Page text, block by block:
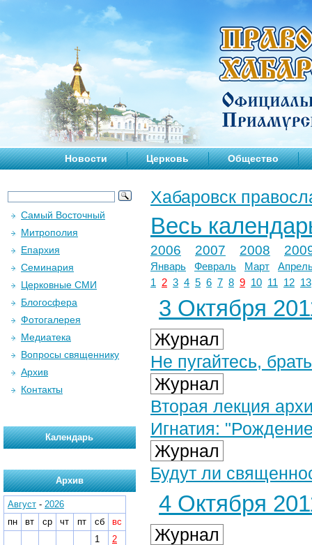
Новости Церковь Общество
Хабаровск
Весь
2006 2007 2008
Январь Февраль Март
1
2 3 4 5 6 7 8 9 10 11 12 13
3 Октября
Журнал
Не пугайтесь,
Журнал
Вторая лекция
Игнатия:
Журнал
Будут ли
4 Октября
Журнал
Самый Восточный
Митрополия
Епархия
Семинария
Церковные СМИ
Блогосфера
Фотогалерея
Медиатека
Вопросы священнику
Архив
Контакты
Календарь
Архив
Август - 2026
пн
вт ср чт пт сб
вс
1
2